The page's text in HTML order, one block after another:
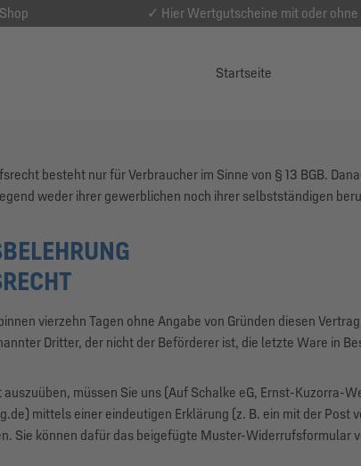
✓ Hier Wertgutscheine mit oder
Startseite
besteht nur für Verbraucher im Sinne von § 13 BGB.
weder ihrer gewerblichen noch ihrer selbstständigen
vierzehn Tagen ohne Angabe von Gründen diesen
Dritter, der nicht der Beförderer ist, die letzte Ware in
müssen Sie uns (Auf Schalke eG, Ernst-Kuzorra-
mittels einer eindeutigen Erklärung (z. B. ein mit der
Sie können dafür das beigefügte Muster-Widerrufsformular